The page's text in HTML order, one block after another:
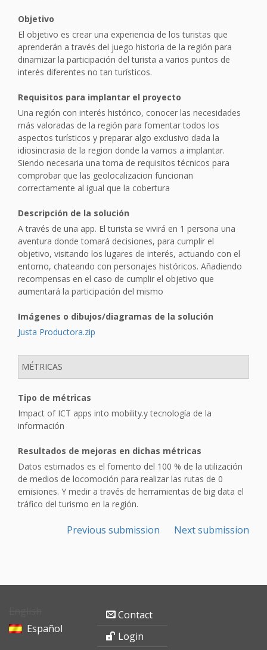
Objetivo
El objetivo es crear una experiencia de los turistas que
aprenderán a través del juego historia de la región para
dinamizar la participación del turista a varios puntos de
interés diferentes no tan turísticos.
Requisitos para implantar el proyecto
Una región con interés histórico, conocer las necesidades
más valoradas de la región para fomentar todos los
aspectos turísticos y preparar algo exclusivo dada la
idiosincrasia de la region donde la vamos a implantar.
Siendo necesaria una toma de requisitos técnicos para
comprobar que las geolocalizacion funcionan
correctamente al igual que la cobertura
Descripción de la solución
A través de una app. El turista se vivirá en 1 persona una
aventura donde tomará decisiones, para cumplir el
objetivo, visitando los lugares de interés, actuando con el
entorno, chateando con personajes históricos. Añadiendo
recompensas en el caso de cumplir el objetivo que
aumentará la participación del mismo
Imágenes o dibujos/diagramas de la solución
Justa Productora.zip
MÉTRICAS
Tipo de métricas
Impact of ICT apps into mobility.y tecnología de la
información
Resultados de mejoras en dichas métricas
Datos estimados es el fomento del 100 % de la utilización
de medios de locomoción para realizar las rutas de 0
emisiones. Y medir a través de herramientas de big data el
tráfico del turismo en la región.
Previous submission Next submission
Español
Contact
Login